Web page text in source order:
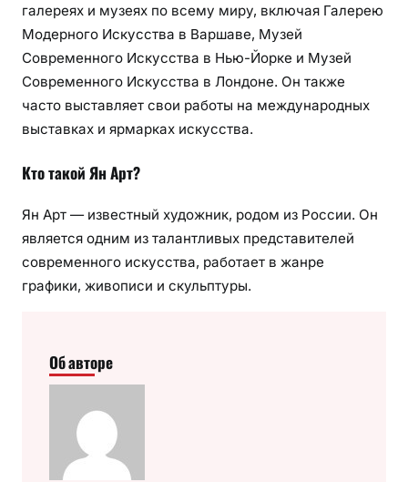
галереях и музеях по всему миру, включая Галерею
Модерного Искусства в Варшаве, Музей
Современного Искусства в Нью-Йорке и Музей
Современного Искусства в Лондоне. Он также
часто выставляет свои работы на международных
выставках и ярмарках искусства.
Кто такой Ян Арт?
Ян Арт — известный художник, родом из России. Он
является одним из талантливых представителей
современного искусства, работает в жанре
графики, живописи и скульптуры.
Об авторе